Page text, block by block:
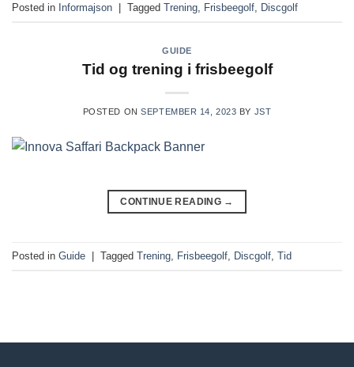
Posted in Informajson | Tagged Trening Frisbeegolf Discgolf
GUIDE
Tid og trening i frisbeegolf
POSTED ONSEPTEMBER 14, 2023 BY JST
CONTINUE READING →
Posted in Guide | Tagged Trening Frisbeegolf Discgolf Tid